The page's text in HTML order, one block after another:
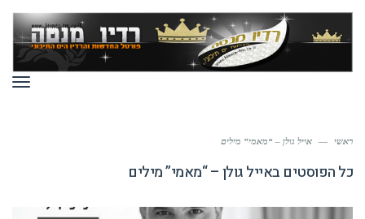
ראשי — אייל גולן – “מאמי” מילים
כל הפוסטים באייל גולן – “מאמי” מילים